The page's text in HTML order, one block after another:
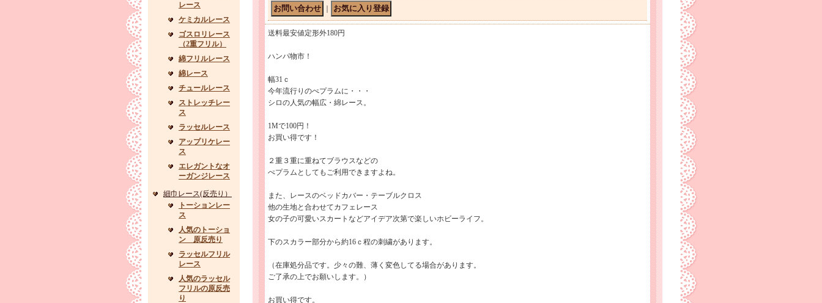
レース
ケミカルレース
ゴスロリレース
（2重フリル）
綿フリルレース
綿レース
チュールレース
ストレッチレー
ス
ラッセルレース
アップリケレー
ス
エレガントなオ
ーガンジレース
細巾レース(反売り）
トーションレー
ス
人気のトーショ
ン 原反売り
ラッセルフリル
レース
人気のラッセル
フリルの原反売
り
送料最安値定形外180円
ハンパ物市！
幅31ｃ
今年流行りのぺプラムに・・・
シロの人気の幅広・綿レース。
1Mで100円！
お買い得です！
２重３重に重ねてブラウスなどの
ぺプラムとしてもご利用できますよね。
また、レースのベッドカバー・テーブルクロス
他の生地と合わせてカフェレース
女の子の可愛いスカートなどアイデア次第で楽しいホビーライフ。
下のスカラー部分から約16ｃ程の刺繍があります。
（在庫処分品です。少々の難、薄く変色してる場合があります。
ご了承の上でお願いします。）
お買い得です。